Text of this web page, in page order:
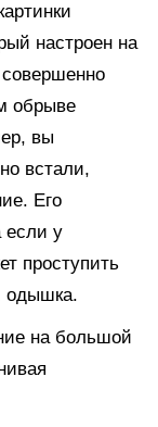
настроен на
обрыве
вы
встали,
Его
если у
проступить
одышка.
на большой